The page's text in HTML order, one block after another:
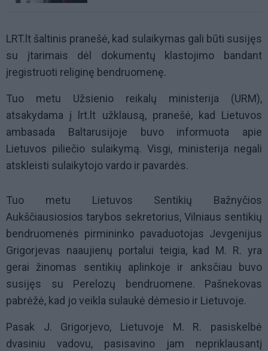
LRT.lt šaltinis pranešė, kad sulaikymas gali būti susijęs
su įtarimais dėl dokumentų klastojimo bandant
įregistruoti religinę bendruomenę.
Tuo metu Užsienio reikalų ministerija (URM),
atsakydama į lrt.lt užklausą, pranešė, kad Lietuvos
ambasada Baltarusijoje buvo informuota apie
Lietuvos piliečio sulaikymą. Visgi, ministerija negali
atskleisti sulaikytojo vardo ir pavardės.
Tuo metu Lietuvos Sentikių Bažnyčios
Aukščiausiosios tarybos sekretorius, Vilniaus sentikių
bendruomenės pirmininko pavaduotojas Jevgenijus
Grigorjevas naaujienų portalui teigia, kad M. R. yra
gerai žinomas sentikių aplinkoje ir anksčiau buvo
susijęs su Perelozų bendruomene. Pašnekovas
pabrėžė, kad jo veikla sulaukė dėmesio ir Lietuvoje.
Pasak J. Grigorjevo, Lietuvoje M. R. pasiskelbė
dvasiniu vadovu, pasisavino jam nepriklausantį